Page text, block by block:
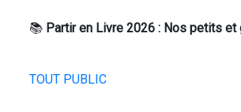
📚 Partir en Livre 2026 : Nos petits et
TOUT PUBLIC